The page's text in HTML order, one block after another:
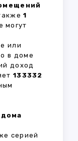
1
могут
или
в доме
доход
133332
серией